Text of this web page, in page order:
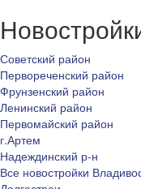
Советский район
Первореченский район
Фрунзенский район
Ленинский район
Первомайский район
г.Артем
Надеждинский р-н
Все новостройки